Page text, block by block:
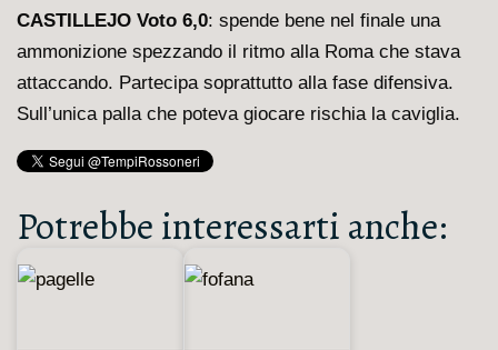
CASTILLEJO Voto 6,0: spende bene nel finale una
ammonizione spezzando il ritmo alla Roma che stava
attaccando. Partecipa soprattutto alla fase difensiva.
Sull’unica palla che poteva giocare rischia la caviglia.
Potrebbe interessarti anche: